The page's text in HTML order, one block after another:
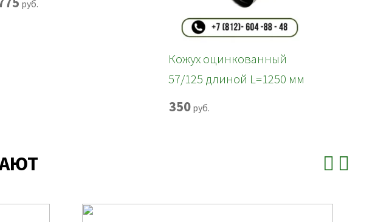
руб.
Кожух оцинкованный
57/125 длиной L=1250 мм
350 руб.